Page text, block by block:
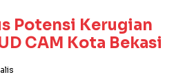
Potensi Kerugian
CAM Kota Bekasi